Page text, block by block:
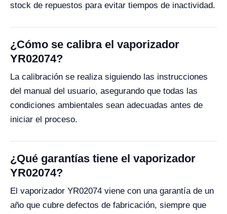
stock de repuestos para evitar tiempos de inactividad.
¿Cómo se calibra el vaporizador
YR02074?
La calibración se realiza siguiendo las instrucciones
del manual del usuario, asegurando que todas las
condiciones ambientales sean adecuadas antes de
iniciar el proceso.
¿Qué garantías tiene el vaporizador
YR02074?
El vaporizador YR02074 viene con una garantía de un
año que cubre defectos de fabricación, siempre que